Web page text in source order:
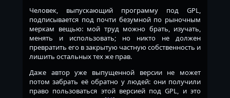
Человек, выпускающий программу под GPL,
подписывается под почти безумной по рыночным
меркам вещью: мой труд можно брать, изучать,
менять и использовать; но никто не должен
превратить его в закрытую частную собственность и
лишить остальных тех же прав.
Даже автор уже выпущенной версии не может
потом забрать её обратно у людей: они получили
право пользоваться этой версией под GPL, и это